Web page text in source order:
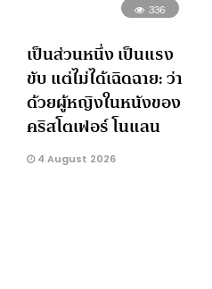
336
เป็นส่วนหนึ่ง เป็นแรง
ขับ แต่ไม่ได้เฉิดฉาย: ว่า
ด้วยผู้หญิงในหนังของ
คริสโตเฟอร์ โนแลน
4 August 2026